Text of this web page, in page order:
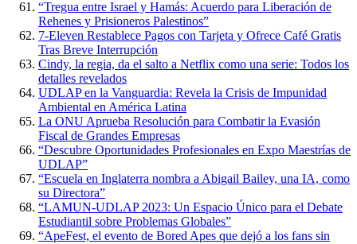
“Tregua entre Israel y Hamás: Acuerdo para Liberación de
Rehenes y Prisioneros Palestinos”
7-Eleven Restablece Pagos con Tarjeta y Ofrece Café Gratis
Tras Breve Interrupción
Cindy, la regia, da el salto a Netflix como una serie: Todos los
detalles revelados
UDLAP en la Vanguardia: Revela la Crisis de Impunidad
Ambiental en América Latina
La ONU Aprueba Resolución para Combatir la Evasión
Fiscal de Grandes Empresas
“Descubre Oportunidades Profesionales en Expo Maestrías de
UDLAP”
“Escuela en Inglaterra nombra a Abigail Bailey, una IA, como
su Directora”
“LAMUN-UDLAP 2023: Un Espacio Único para el Debate
Estudiantil sobre Problemas Globales”
“ApeFest, el evento de Bored Apes que dejó a los fans sin